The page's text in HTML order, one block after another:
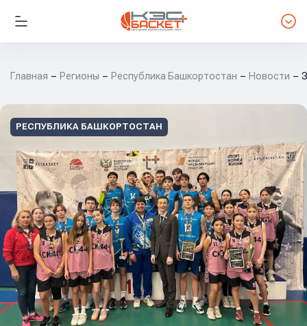
Главная Регионы Республика Башкортостан Новости
РЕСПУБЛИКА БАШКОРТОСТАН